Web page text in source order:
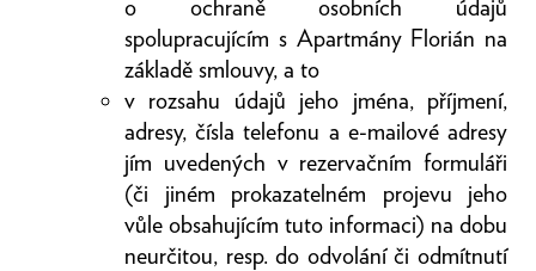
o ochraně osobních údajů
spolupracujícím s Apartmány Florián na
základě smlouvy, a to
v rozsahu údajů jeho jména, příjmení,
adresy, čísla telefonu a e-mailové adresy
jím uvedených v rezervačním formuláři
(či jiném prokazatelném projevu jeho
vůle obsahujícím tuto informaci) na dobu
neurčitou, resp. do odvolání či odmítnutí